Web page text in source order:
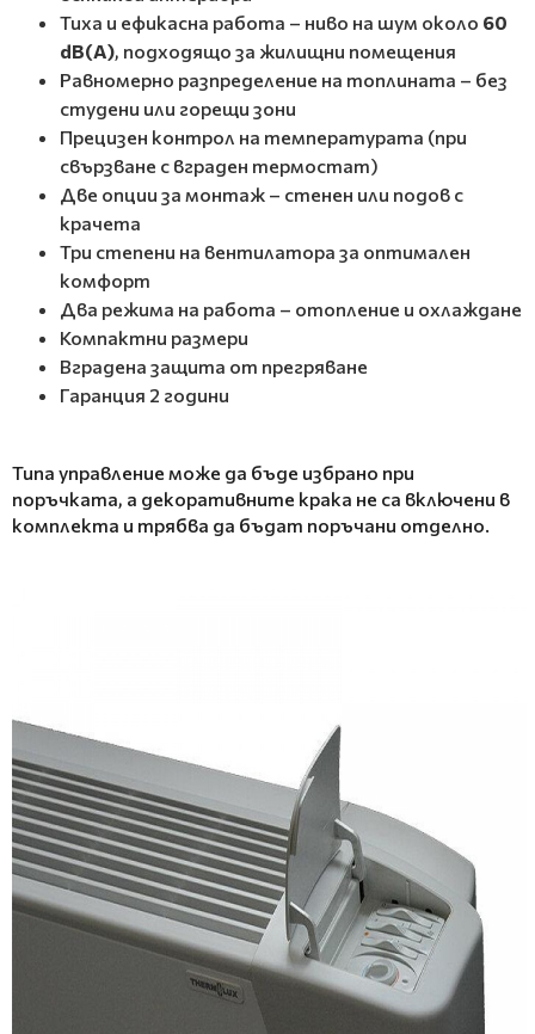
Тиха и ефикасна работа – ниво на шум около 60
dB(A), подходящо за жилищни помещения
Равномерно разпределение на топлината – без
студени или горещи зони
Прецизен контрол на температурата (при
свързване с вграден термостат)
Две опции за монтаж – стенен или подов с
крачета
Три степени на вентилатора за оптимален
комфорт
Два режима на работа – отопление и охлаждане
Компактни размери
Вградена защита от прегряване
Гаранция 2 години
Типа управление може да бъде избрано при
поръчката, а декоративните крака не са включени в
комплекта и трябва да бъдат поръчани отделно.